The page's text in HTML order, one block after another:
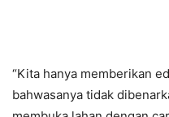
“Kita hanya memberikan
bahwasanya tidak